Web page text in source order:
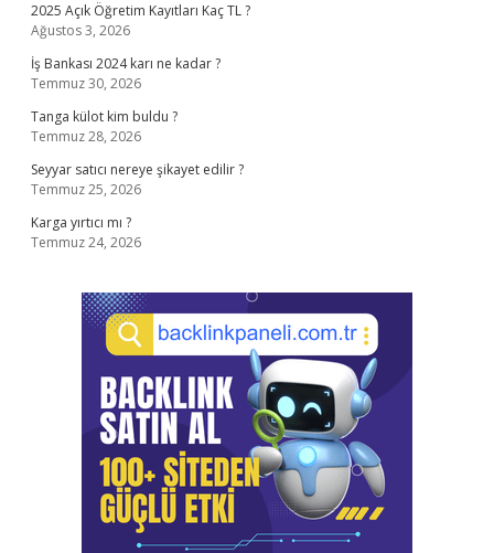
2025 Açık Öğretim Kayıtları Kaç TL ?
Ağustos 3, 2026
İş Bankası 2024 karı ne kadar ?
Temmuz 30, 2026
Tanga külot kim buldu ?
Temmuz 28, 2026
Seyyar satıcı nereye şikayet edilir ?
Temmuz 25, 2026
Karga yırtıcı mı ?
Temmuz 24, 2026